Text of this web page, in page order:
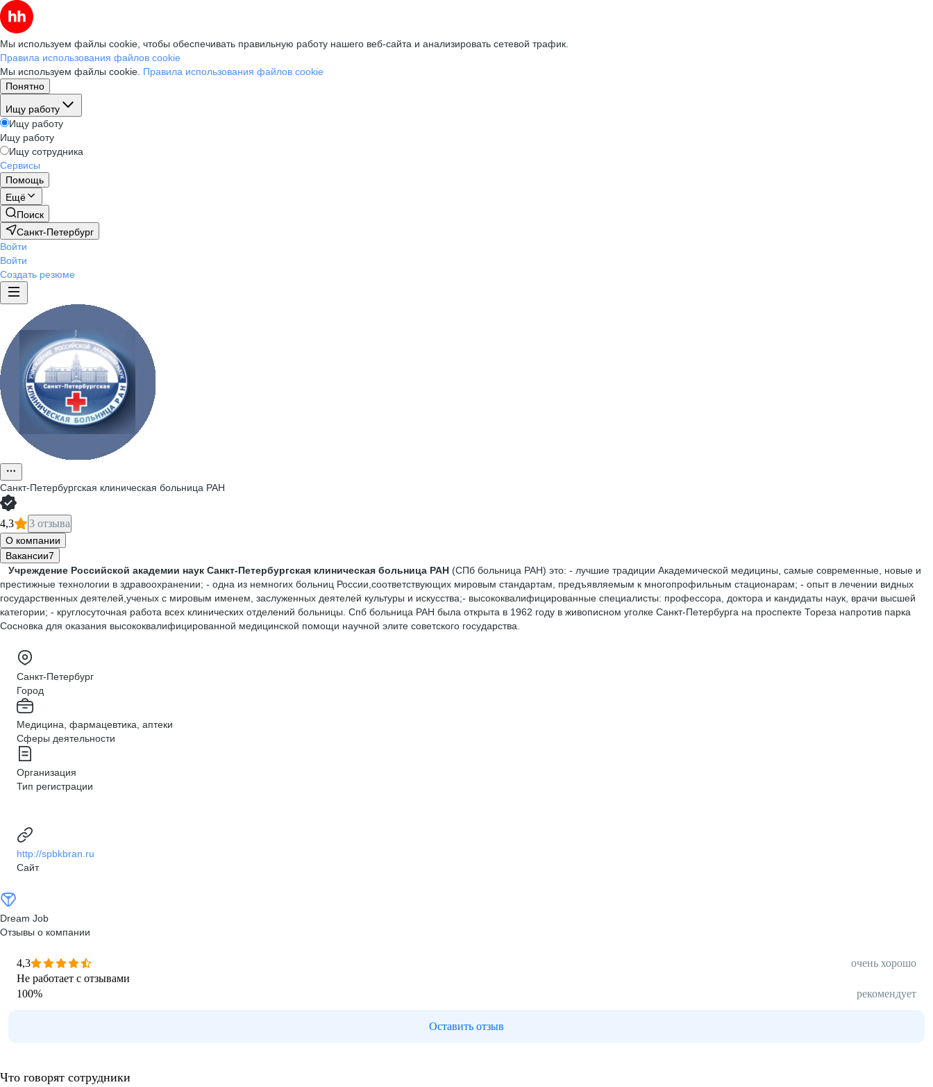
Мы используем файлы cookie, чтобы обеспечивать правильную работу нашего веб-сайта и анализировать сетевой трафик.
Правила использования файлов cookie
Мы используем файлы cookie. Правила использования файлов cookie
Понятно
Ищу работу
Ищу работу
Ищу работу
Ищу сотрудника
Сервисы
Помощь
Ещё
Поиск
Санкт-Петербург
Войти
Войти
Создать резюме
Санкт-Петербургская клиническая больница РАН
4,3 3 отзыва
О компании
Вакансии7
Учреждение Российской академии наук Санкт-Петербургская клиническая больница РАН (СПб больница РАН) это: - лучшие традиции Академической медицины, самые современные, новые и
престижные технологии в здравоохранении; - одна из немногих больниц России,соответствующих мировым стандартам, предъявляемым к многопрофильным стационарам; - опыт в лечении видных
государственных деятелей,ученых с мировым именем, заслуженных деятелей культуры и искусства;- высококвалифицированные специалисты: профессора, доктора и кандидаты наук, врачи высшей
категории; - круглосуточная работа всех клинических отделений больницы. Спб больница РАН была открыта в 1962 году в живописном уголке Санкт-Петербурга на проспекте Тореза напротив парка
Сосновка для оказания высококвалифицированной медицинской помощи научной элите советского государства.
Санкт-Петербург
Город
Медицина, фармацевтика, аптеки
Сферы деятельности
Организация
Тип регистрации
http://spbkbran.ru
Сайт
Dream Job
Отзывы о компании
4,3
очень хорошо
Не работает с отзывами
100% рекомендует
Оставить отзыв
Что говорят сотрудники